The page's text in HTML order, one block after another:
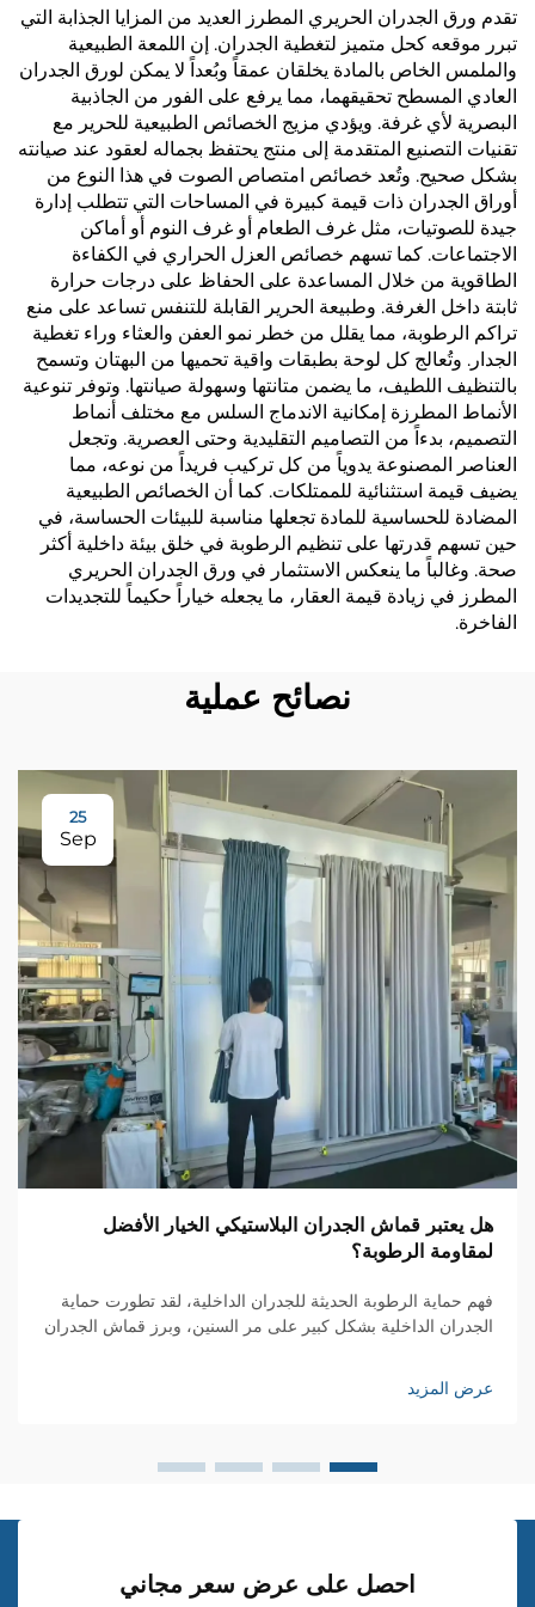
المنزل، بالجملة من المصنع
المصدر
تقدم ورق الجدران الحريري المطرز العديد من المزايا الجذابة التي
تبرر موقعه كحل متميز لتغطية الجدران. إن اللمعة الطبيعية
والملمس الخاص بالمادة يخلقان عمقاً وبُعداً لا يمكن لورق الجدران
العادي المسطح تحقيقهما، مما يرفع على الفور من الجاذبية
البصرية لأي غرفة. ويؤدي مزيج الخصائص الطبيعية للحرير مع
تقنيات التصنيع المتقدمة إلى منتج يحتفظ بجماله لعقود عند صيانته
بشكل صحيح. وتُعد خصائص امتصاص الصوت في هذا النوع من
أوراق الجدران ذات قيمة كبيرة في المساحات التي تتطلب إدارة
جيدة للصوتيات، مثل غرف الطعام أو غرف النوم أو أماكن
الاجتماعات. كما تسهم خصائص العزل الحراري في الكفاءة
الطاقوية من خلال المساعدة على الحفاظ على درجات حرارة
ثابتة داخل الغرفة. وطبيعة الحرير القابلة للتنفس تساعد على منع
تراكم الرطوبة، مما يقلل من خطر نمو العفن والعثاء وراء تغطية
الجدار. وتُعالج كل لوحة بطبقات واقية تحميها من البهتان وتسمح
بالتنظيف اللطيف، ما يضمن متانتها وسهولة صيانتها. وتوفر تنوعية
الأنماط المطرزة إمكانية الاندماج السلس مع مختلف أنماط
التصميم، بدءاً من التصاميم التقليدية وحتى العصرية. وتجعل
العناصر المصنوعة يدوياً من كل تركيب فريداً من نوعه، مما
يضيف قيمة استثنائية للممتلكات. كما أن الخصائص الطبيعية
المضادة للحساسية للمادة تجعلها مناسبة للبيئات الحساسة، في
حين تسهم قدرتها على تنظيم الرطوبة في خلق بيئة داخلية أكثر
صحة. وغالباً ما ينعكس الاستثمار في ورق الجدران الحريري
المطرز في زيادة قيمة العقار، ما يجعله خياراً حكيماً للتجديدات
الفاخرة.
نصائح عملية
25
Sep
هل يعتبر قماش الجدران البلاستيكي الخيار الأفضل
لمقاومة الرطوبة؟
فهم حماية الرطوبة الحديثة للجدران الداخلية، لقد تطورت حماية
الجدران الداخلية بشكل كبير على مر السنين، وبرز قماش الجدران
التجارية. هذا الحل المبتكر...
عرض المزيد
احصل على عرض سعر مجاني